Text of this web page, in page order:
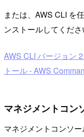
または、AWS CLI を
ンストールしてくださ
AWS CLI バージョン
トール - AWS
マネジメントコン
マネジメントコンソ